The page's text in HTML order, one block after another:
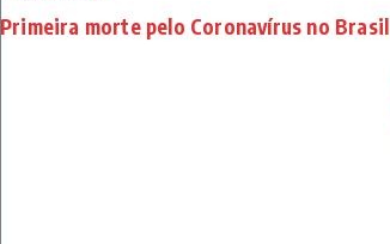
Primeira morte pelo Coronavírus no Brasil